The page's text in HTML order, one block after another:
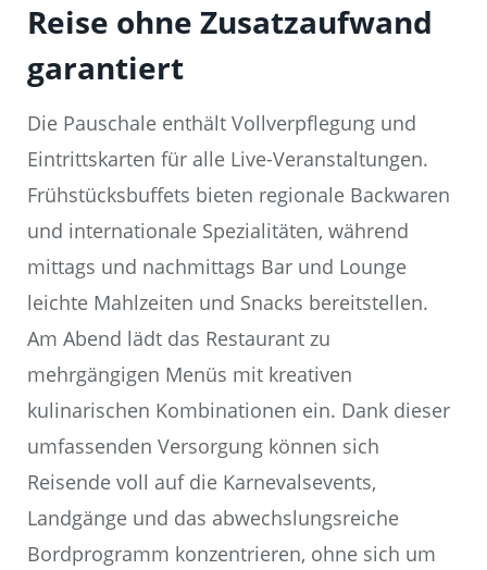
Reise ohne Zusatzaufwand
garantiert
Die Pauschale enthält Vollverpflegung und
Eintrittskarten für alle Live-Veranstaltungen.
Frühstücksbuffets bieten regionale Backwaren
und internationale Spezialitäten, während
mittags und nachmittags Bar und Lounge
leichte Mahlzeiten und Snacks bereitstellen.
Am Abend lädt das Restaurant zu
mehrgängigen Menüs mit kreativen
kulinarischen Kombinationen ein. Dank dieser
umfassenden Versorgung können sich
Reisende voll auf die Karnevalsevents,
Landgänge und das abwechslungsreiche
Bordprogramm konzentrieren, ohne sich um